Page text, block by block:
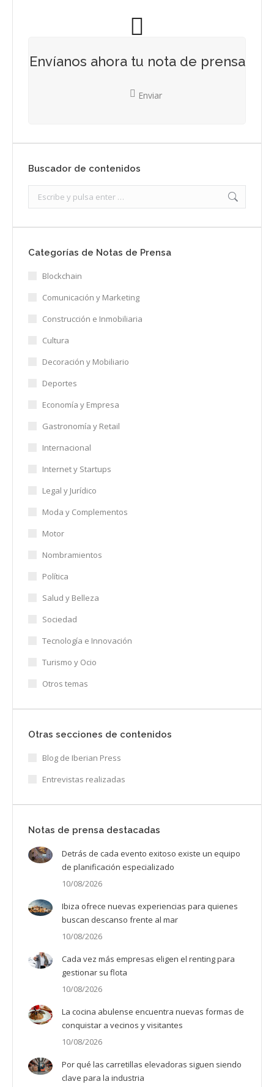
Envíanos ahora tu nota de prensa
Enviar
Buscador de contenidos
Categorías de Notas de Prensa
Blockchain
Comunicación y Marketing
Construcción e Inmobiliaria
Cultura
Decoración y Mobiliario
Deportes
Economía y Empresa
Gastronomía y Retail
Internacional
Internet y Startups
Legal y Jurídico
Moda y Complementos
Motor
Nombramientos
Política
Salud y Belleza
Sociedad
Tecnología e Innovación
Turismo y Ocio
Otros temas
Otras secciones de contenidos
Blog de Iberian Press
Entrevistas realizadas
Notas de prensa destacadas
Detrás de cada evento exitoso existe un equipo
de planificación especializado
10/08/2026
Ibiza ofrece nuevas experiencias para quienes
buscan descanso frente al mar
10/08/2026
Cada vez más empresas eligen el renting para
gestionar su flota
10/08/2026
La cocina abulense encuentra nuevas formas de
conquistar a vecinos y visitantes
10/08/2026
Por qué las carretillas elevadoras siguen siendo
clave para la industria